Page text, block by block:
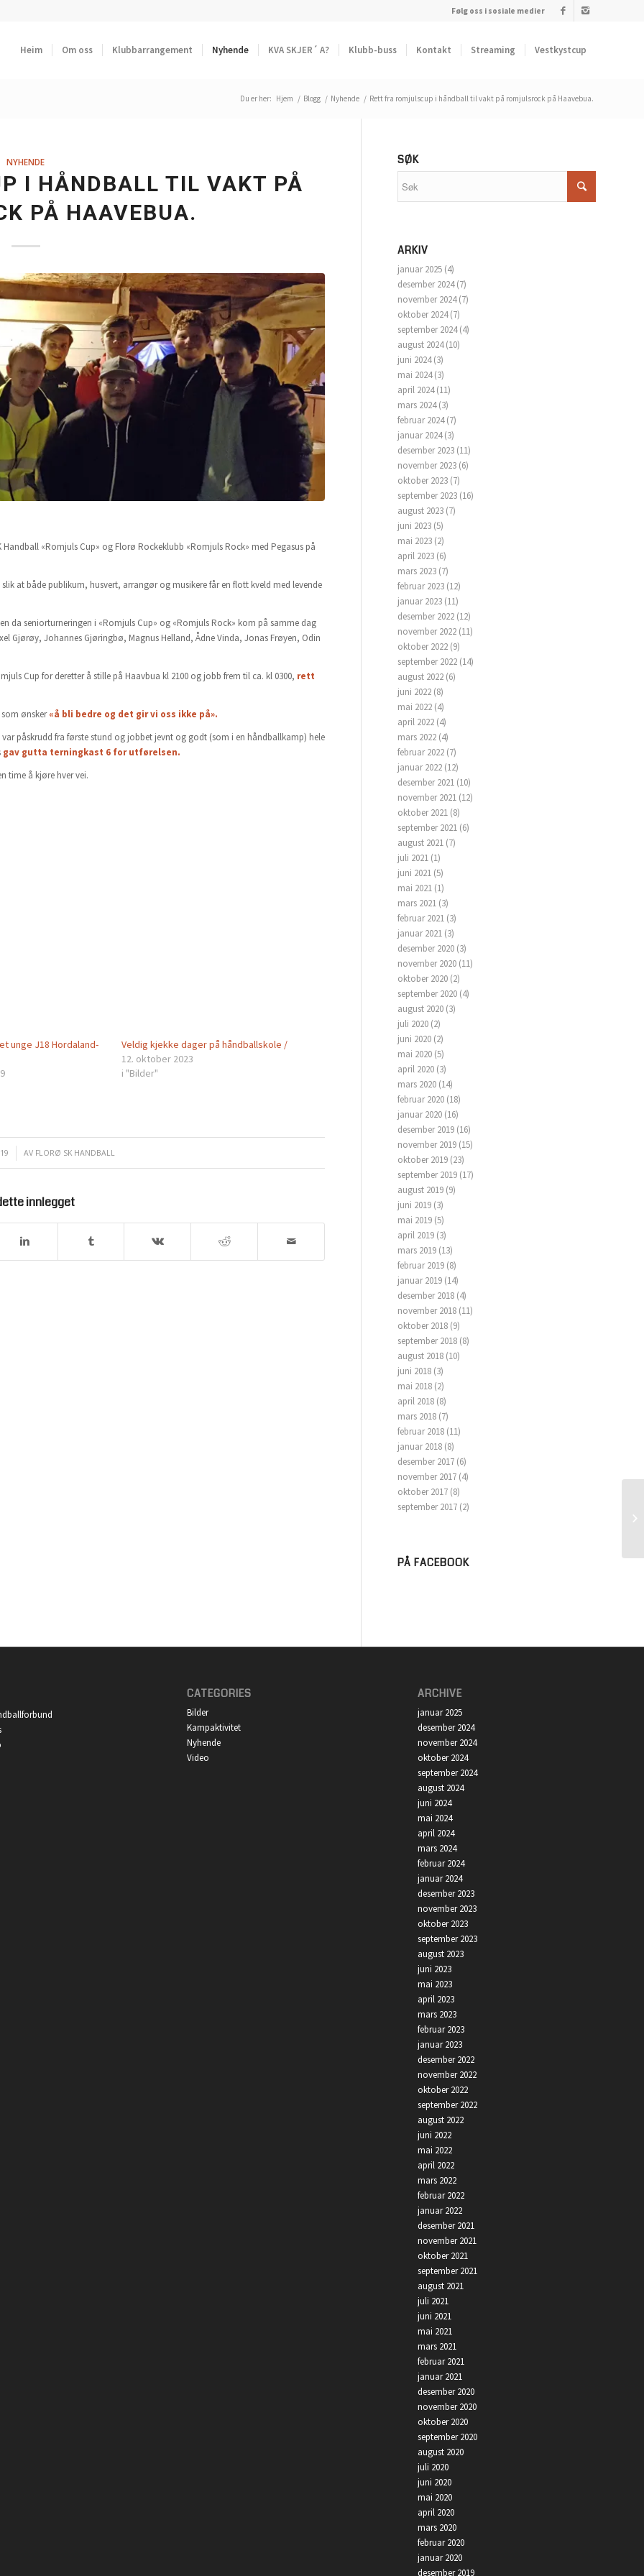
Følg oss i sosiale medier
Heim Om oss Klubbarrangement Nyhende KVA SKJER´ A? Klubb-buss Kontakt Streaming Vestkystcup
Du er her: Hjem / Blogg / Nyhende / Rett fra romjulscup i håndball til vakt på romjulsrock på Haavebua.
NYHENDE
I HÅNDBALL TIL VAKT PÅ
PÅ HAAVEBUA.
«Romjuls Cup» og Florø Rockeklubb «Romjuls Rock» med Pegasus på
at både publikum, husvert, arrangør og musikere får en flott kveld med levende
da seniorturneringen i «Romjuls Cup» og «Romjuls Rock» kom på samme dag
Gjørøy, Johannes Gjøringbø, Magnus Helland, Ådne Vinda, Jonas Frøyen, Odin
Cup for deretter å stille på Haavbua kl 2100 og jobb frem til ca. kl 0300, rett
ønsker«å bli bedre og det gir vi oss ikke på».
påskrudd fra første stund og jobbet jevnt og godt (som i en håndballkamp) hele
gav gutta terningkast 6 for utførelsen.
time å kjøre hver vei.
unge J18 Hordaland-
Veldig kjekke dager på håndballskole /
12. oktober 2023
i "Bilder"
AV FLORØ SK HANDBALL
innlegget
SØK
ARKIV
januar 2025 (4)
desember 2024(7)
november 2024(7)
oktober 2024(7)
september 2024(4)
august 2024(10)
juni 2024(3)
mai 2024(3)
april 2024(11)
mars 2024(3)
februar 2024(7)
januar 2024(3)
desember 2023 (11)
november 2023 (6)
oktober 2023 (7)
september 2023 (16)
august 2023 (7)
juni 2023 (5)
mai 2023 (2)
april 2023 (6)
mars 2023 (7)
februar 2023 (12)
januar 2023 (11)
desember 2022 (12)
november 2022 (11)
oktober 2022 (9)
september 2022 (14)
august 2022 (6)
juni 2022 (8)
mai 2022 (4)
april 2022 (4)
mars 2022 (4)
februar 2022 (7)
januar 2022 (12)
desember 2021 (10)
november 2021 (12)
oktober 2021 (8)
september 2021 (6)
august 2021 (7)
juli 2021 (1)
juni 2021 (5)
mai 2021 (1)
mars 2021 (3)
februar 2021 (3)
januar 2021 (3)
desember 2020 (3)
november 2020 (11)
oktober 2020 (2)
september 2020 (4)
august 2020 (3)
juli 2020 (2)
juni 2020 (2)
mai 2020 (5)
april 2020 (3)
mars 2020 (14)
februar 2020 (18)
januar 2020 (16)
desember 2019 (16)
november 2019 (15)
oktober 2019 (23)
september 2019 (17)
august 2019 (9)
juni 2019 (3)
mai 2019 (5)
april 2019 (3)
mars 2019 (13)
februar 2019 (8)
januar 2019 (14)
desember 2018 (4)
november 2018 (11)
oktober 2018 (9)
september 2018 (8)
august 2018 (10)
juni 2018 (3)
mai 2018 (2)
april 2018 (8)
mars 2018 (7)
februar 2018 (11)
januar 2018 (8)
desember 2017 (6)
november 2017 (4)
oktober 2017 (8)
september 2017 (2)
PÅ FACEBOOK
CATEGORIES
Bilder
Kampaktivitet
Nyhende
Video
ARCHIVE
januar 2025
desember 2024
november 2024
oktober 2024
september 2024
august 2024
juni 2024
mai 2024
april 2024
mars 2024
februar 2024
januar 2024
desember 2023
november 2023
oktober 2023
september 2023
august 2023
juni 2023
mai 2023
april 2023
mars 2023
februar 2023
januar 2023
desember 2022
november 2022
oktober 2022
september 2022
august 2022
juni 2022
mai 2022
april 2022
mars 2022
februar 2022
januar 2022
desember 2021
november 2021
oktober 2021
september 2021
august 2021
juli 2021
juni 2021
mai 2021
mars 2021
februar 2021
januar 2021
desember 2020
november 2020
oktober 2020
september 2020
august 2020
juli 2020
juni 2020
mai 2020
april 2020
mars 2020
februar 2020
januar 2020
desember 2019